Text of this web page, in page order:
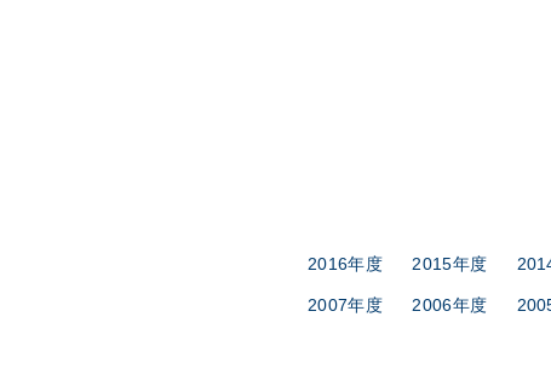
2016年度 2015年度
2007年度 2006年度